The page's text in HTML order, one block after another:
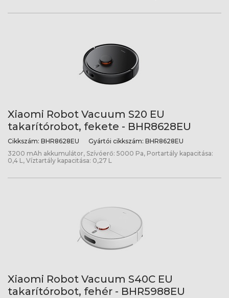
Xiaomi Robot Vacuum S20 EU
takarítórobot, fekete - BHR8628EU
Cikkszám: BHR8628EU Gyártói cikkszám: BHR8628EU
3200 mAh akkumulátor, Szívóerő: 5000 Pa, Portartály kapacitása:
0,4 L, Víztartály kapacitása: 0,27 L
Xiaomi Robot Vacuum S40C EU
takarítórobot, fehér - BHR5988EU